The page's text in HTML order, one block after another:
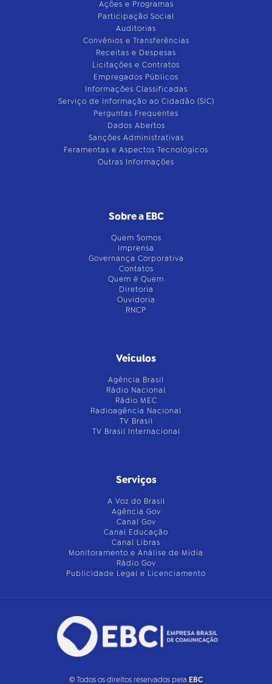
Ações e Programas
Participação Social
Auditorias
Convênios e Transferências
Receitas e Despesas
Licitações e Contratos
Empregados Públicos
Informações Classificadas
Serviço de Informação ao Cidadão (SIC)
Perguntas Frequentes
Dados Abertos
Sanções Administrativas
Feramentas e Aspectos Tecnológicos
Outras Informações
Sobre a EBC
Quem Somos
Imprensa
Governança Corporativa
Contatos
Quem é Quem
Diretoria
Ouvidoria
RNCP
Veículos
Agência Brasil
Rádio Nacional
Rádio MEC
Radioagência Nacional
TV Brasil
TV Brasil Internacional
Serviços
A Voz do Brasil
Agência Gov
Canal Gov
Canal Educação
Canal Libras
Monitoramento e Análise de Mídia
Rádio Gov
Publicidade Legal e Licenciamento
© Todos os direitos reservados pela EBC